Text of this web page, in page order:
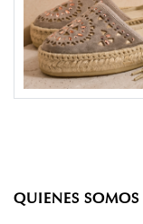
QUIENES SOMOS